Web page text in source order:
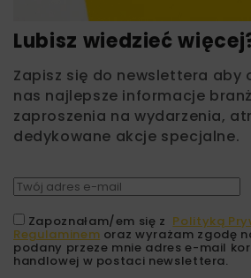
Lubisz wiedzieć
Zapisz się do newslettera aby
nas najlepsze informacje
zaproszenia na wydarzenia,
dedykowane akcje specjalne.
Zapoznałam/em się z Polityką
Regulaminem oraz wyrażam zgodę
podany przeze mnie adres e-mail
handlowej w postaci newslettera.